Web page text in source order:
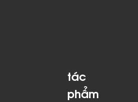
​tác
phẩm